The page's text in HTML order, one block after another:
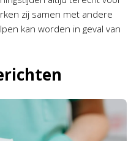
zij samen met andere
kan worden in geval van